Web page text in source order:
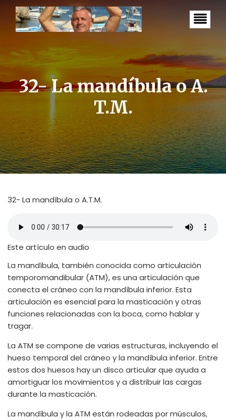
c
o
n
t
e
32- La mandíbula o A.
T.M.
32- La mandíbula o A.T.M.
Este artículo en audio
La mandíbula, también conocida como articulación
temporomandibular (ATM), es una articulación que
conecta el cráneo con la mandíbula inferior. Esta
articulación es esencial para la masticación y otras
funciones relacionadas con la boca, como hablar y
tragar.
La ATM se compone de varias estructuras, incluyendo el
hueso temporal del cráneo y la mandíbula inferior. Entre
estos dos huesos hay un disco articular que ayuda a
amortiguar los movimientos y a distribuir las cargas
durante la masticación.
La mandíbula y la ATM están rodeadas por músculos,